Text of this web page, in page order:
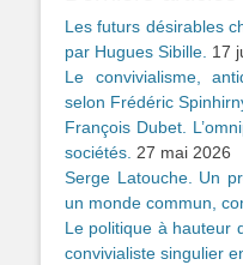
Les futurs désirables
par Hugues Sibille. 17
Le convivialisme,
selon Frédéric
François Dubet.
sociétés. 27 mai 2026
Serge Latouche. Un
un monde commun,
Le politique à hauteur
convivialiste singulier